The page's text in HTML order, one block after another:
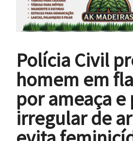
Polícia Civil
homem em
por ameaça e
irregular de